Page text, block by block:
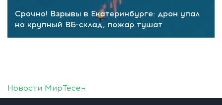
Срочно! Взрывы в Екатеринбурге: дрон упал
на крупный ВБ-склад, пожар тушат
Новости МирТесен